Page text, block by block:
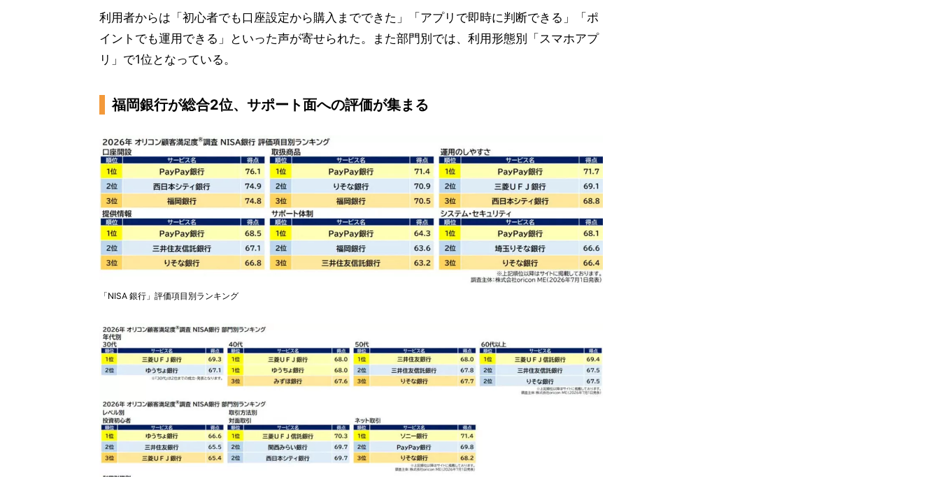
利用者からは「初心者でも口座設定から購入までできた」「アプリで即時に判断できる」「ポ
イントでも運用できる」といった声が寄せられた。また部門別では、利用形態別「スマホアプ
リ」で1位となっている。
福岡銀行が総合2位、サポート面への評価が集まる
「NISA 銀行」評価項目別ランキング